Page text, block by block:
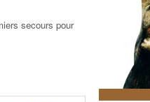
secours pour